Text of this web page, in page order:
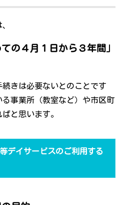
の４月１日から３年間」
きは必要ないとのことです
事業所（教室など）や市区町
と思います。
デイサービスのご利用する